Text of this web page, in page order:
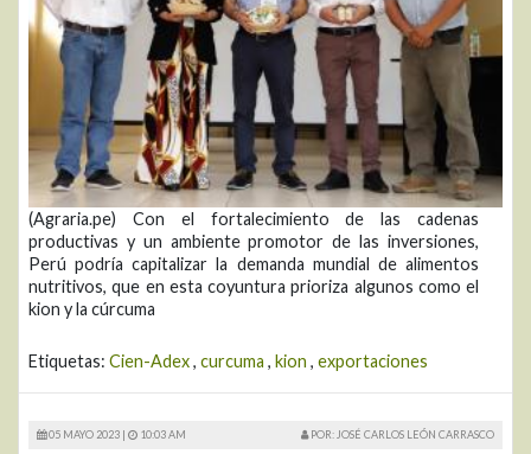
(Agraria.pe) Con el fortalecimiento de las cadenas
productivas y un ambiente promotor de las inversiones,
Perú podría capitalizar la demanda mundial de alimentos
nutritivos, que en esta coyuntura prioriza algunos como el
kion y la cúrcuma
Etiquetas: Cien-Adex, curcuma , kion , exportaciones
05 MAYO 2023 | 10:03 AM POR: JOSÉ CARLOS LEÓN CARRASCO